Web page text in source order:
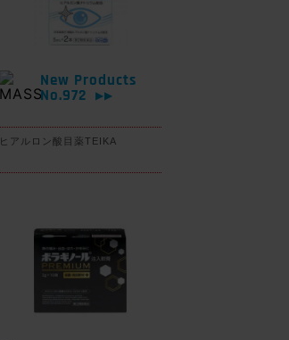
New Products
No.972
▶▶
ヒアルロン酸目薬TEIKA